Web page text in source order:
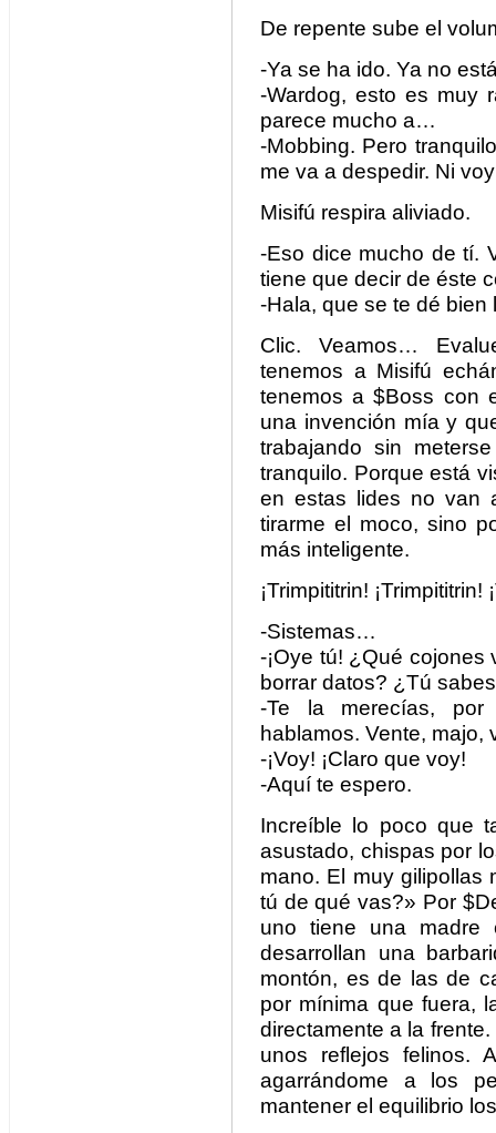
De repente sube el
-Ya se ha ido. Ya no
-Wardog, esto es muy
parece mucho a…
-Mobbing. Pero
me va a despedir. Ni
Misifú respira aliviado.
-Eso dice mucho de tí.
tiene que decir de éste
-Hala, que se te dé bien
Clic. Veamos…
tenemos a Misifú
tenemos a $Boss con
una invención mía y
trabajando sin
tranquilo. Porque está
en estas lides no van
tirarme el moco, sino
más inteligente.
¡Trimpititrin! ¡Trimpititrin!
-Sistemas…
-¡Oye tú! ¿Qué
borrar datos? ¿Tú
-Te la merecías, por
hablamos. Vente, majo,
-¡Voy! ¡Claro que voy!
-Aquí te espero.
Increíble lo poco que
asustado, chispas por
mano. El muy gilipollas
tú de qué vas?» Por
uno tiene una
desarrollan una
montón, es de las de
por mínima que fuera,
directamente a la
unos reflejos felinos.
agarrándome a los
mantener el equilibrio